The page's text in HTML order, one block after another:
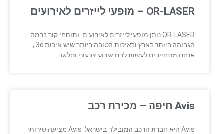
OR-LASER – מופעי לייזרים לאירועים
OR-LASER נותן מופעי לייזרים לאירועים ותותחי קור ברמה
הגבוהה ביותר בארץ ובאיכות הטובה ביותר שיש איכות 3d ,
אנחנו מתחייבים לעשות לכם אירוע צבעוני וסלאו
Avis חיפה – מכירת רכב
Avis היא חברת הרכב המובילה בישראל. Avis מציעה שירותי